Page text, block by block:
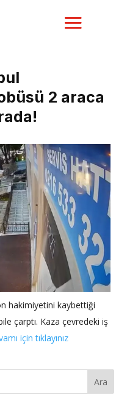
2 araca
hakimiyetini kaybettiği
çarptı. Kaza çevredeki iş
için tıklayınız
Ara